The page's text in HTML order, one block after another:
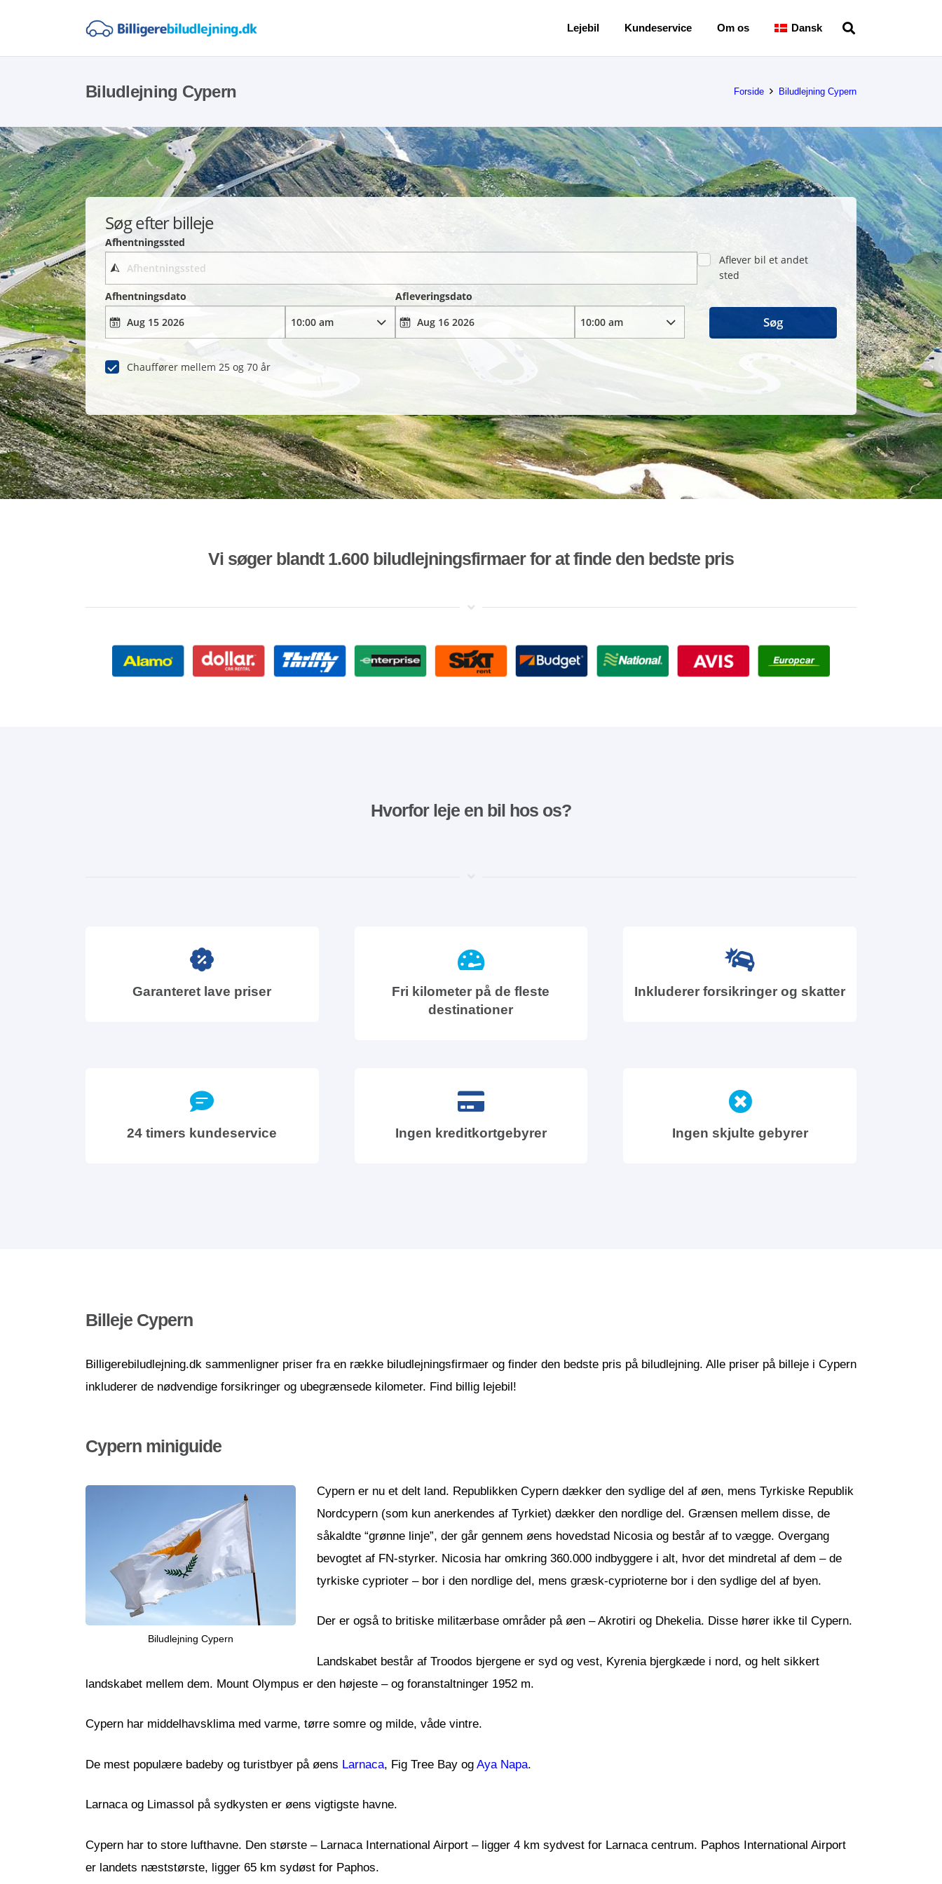
Lejebil Kundeservice Om os Dansk
Biludlejning Cypern Forside Biludlejning Cypern
Søg efter billeje
Afhentningssted
Aflever bil et andet
sted
Afhentningsdato
Afleveringsdato
Chauffører mellem 25 og 70 år
Søg
Vi søger blandt 1.600 biludlejningsfirmaer for at finde den bedste pris
Hvorfor leje en bil hos os?
Garanteret lave priser
Fri kilometer på de fleste
destinationer
Inkluderer forsikringer og skatter
24 timers kundeservice Ingen kreditkortgebyrer Ingen skjulte gebyrer
Billeje Cypern
Billigerebiludlejning.dk sammenligner priser fra en række biludlejningsfirmaer og finder den bedste pris på biludlejning. Alle priser på billeje i Cypern
inkluderer de nødvendige forsikringer og ubegrænsede kilometer. Find billig lejebil!
Cypern miniguide
Biludlejning Cypern
Cypern er nu et delt land. Republikken Cypern dækker den sydlige del af øen, mens Tyrkiske Republik
Nordcypern (som kun anerkendes af Tyrkiet) dækker den nordlige del. Grænsen mellem disse, de
såkaldte “grønne linje”, der går gennem øens hovedstad Nicosia og består af to vægge. Overgang
bevogtet af FN-styrker. Nicosia har omkring 360.000 indbyggere i alt, hvor det mindretal af dem – de
tyrkiske cyprioter – bor i den nordlige del, mens græsk-cyprioterne bor i den sydlige del af byen.
Der er også to britiske militærbase områder på øen – Akrotiri og Dhekelia. Disse hører ikke til Cypern.
Landskabet består af Troodos bjergene er syd og vest, Kyrenia bjergkæde i nord, og helt sikkert
landskabet mellem dem. Mount Olympus er den højeste – og foranstaltninger 1952 m.
Cypern har middelhavsklima med varme, tørre somre og milde, våde vintre.
De mest populære badeby og turistbyer på øens Larnaca, Fig Tree Bay og Aya Napa.
Larnaca og Limassol på sydkysten er øens vigtigste havne.
Cypern har to store lufthavne. Den største – Larnaca International Airport – ligger 4 km sydvest for Larnaca centrum. Paphos International Airport
er landets næststørste, ligger 65 km sydøst for Paphos.